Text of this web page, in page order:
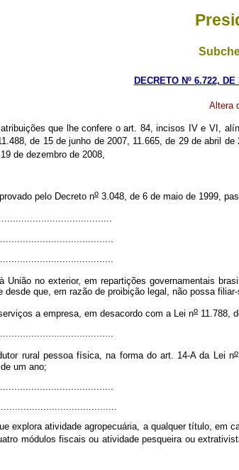
DECRETO Nº 6.722,
Altera
que lhe confere o art. 84, incisos IV e VI,
de 15 de junho de 2007, 11.665, de 29 de abril
de dezembro de 2008,
pelo Decreto no3.048, de 6 de maio de 1999,
União no exterior, em repartições governamentais
desde que, em razão de proibição legal, não possa
a empresa, em desacordo com a Lei no 11.788,
rural pessoa física, na forma do art. 14-A da Lei no
um ano;
explora atividade agropecuária, a qualquer título, em
módulos fiscais ou atividade pesqueira ou